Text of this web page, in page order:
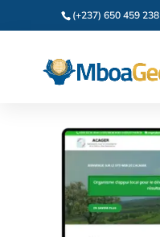
(+237) 650 459 238